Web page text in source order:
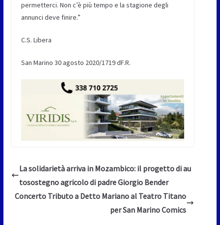
permetterci. Non c’è più tempo e la stagione degli
annunci deve finire.”
C.S. Libera
San Marino 30 agosto 2020/1719 dF.R.
La solidarietà arriva in Mozambico: il progetto di au
tosostegno agricolo di padre Giorgio Bender
Concerto Tributo a Detto Mariano al Teatro Titano
per San Marino Comics